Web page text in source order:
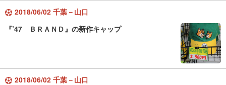
2018/06/02 千葉－山口
『’47 ＢＲＡＮＤ』の新作キャップ
2018/06/02 千葉－山口